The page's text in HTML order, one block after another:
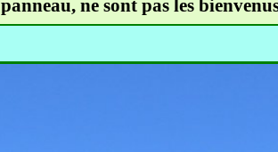
ne sont pas les